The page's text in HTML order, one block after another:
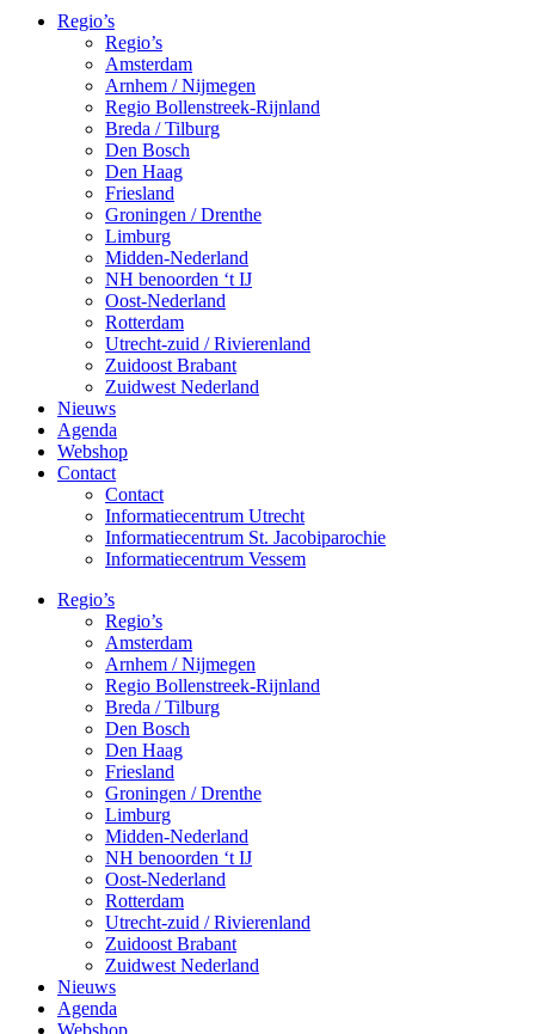
Regio’s
Regio’s
Amsterdam
Arnhem / Nijmegen
Regio Bollenstreek-Rijnland
Breda / Tilburg
Den Bosch
Den Haag
Friesland
Groningen / Drenthe
Limburg
Midden-Nederland
NH benoorden ‘t IJ
Oost-Nederland
Rotterdam
Utrecht-zuid / Rivierenland
Zuidoost Brabant
Zuidwest Nederland
Nieuws
Agenda
Webshop
Contact
Contact
Informatiecentrum Utrecht
Informatiecentrum St. Jacobiparochie
Informatiecentrum Vessem
Regio’s
Regio’s
Amsterdam
Arnhem / Nijmegen
Regio Bollenstreek-Rijnland
Breda / Tilburg
Den Bosch
Den Haag
Friesland
Groningen / Drenthe
Limburg
Midden-Nederland
NH benoorden ‘t IJ
Oost-Nederland
Rotterdam
Utrecht-zuid / Rivierenland
Zuidoost Brabant
Zuidwest Nederland
Nieuws
Agenda
Webshop